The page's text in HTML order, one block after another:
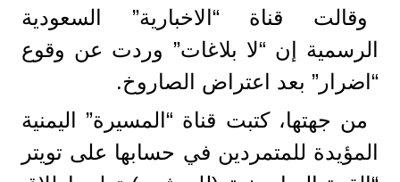
وقالت قناة “الاخبارية” السعودية
الرسمية إن “لا بلاغات” وردت عن وقوع
“اضرار” بعد اعتراض الصاروخ.
من جهتها، كتبت قناة “المسيرة” اليمنية
المؤيدة للمتمردين في حسابها على تويتر